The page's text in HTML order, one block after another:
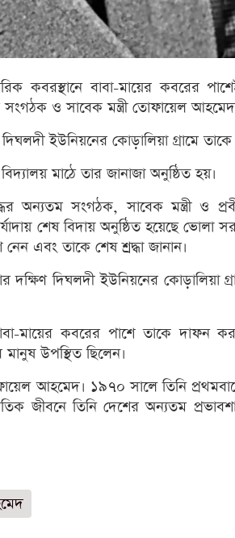
কবরস্থানে বাবা-মায়ের কবরের
সংগঠক ও সাবেক মন্ত্রী তোফায়েল
ইউনিয়নের কোড়ালিয়া গ্রামে
মাঠে তার জানাজা অনুষ্ঠিত হয়।
অন্যতম সংগঠক, সাবেক মন্ত্রী ও
শেষ বিদায় অনুষ্ঠিত হয়েছে ভোলা
এবং তাকে শেষ শ্রদ্ধা জানান।
দিঘলদী ইউনিয়নের কোড়ালিয়া
মায়ের কবরের পাশে তাকে দাফন
মানুষ উপস্থিত ছিলেন।
আহমেদ। ১৯৭০ সালে তিনি
জীবনে তিনি দেশের অন্যতম